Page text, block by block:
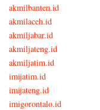
akmilbanten.id
akmilaceh.id
akmiljabar.id
akmiljateng.id
akmiljatim.id
imijatim.id
imijateng.id
imigorontalo.id